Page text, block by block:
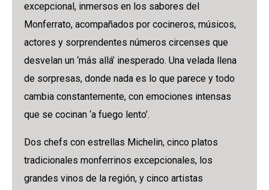
excepcional, inmersos en los sabores del
Monferrato, acompañados por cocineros, músicos,
actores y sorprendentes números circenses que
desvelan un ‘más allá’ inesperado. Una velada llena
de sorpresas, donde nada es lo que parece y todo
cambia constantemente, con emociones intensas
que se cocinan ‘a fuego lento’.
Dos chefs con estrellas Michelin, cinco platos
tradicionales monferrinos excepcionales, los
grandes vinos de la región, y cinco artistas